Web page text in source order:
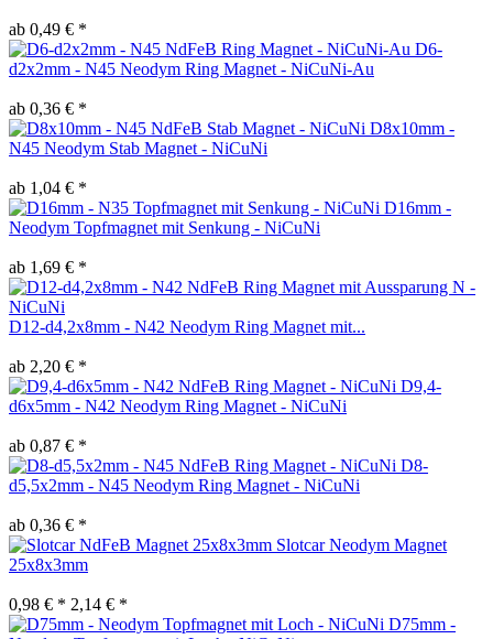
ab 0,49 € *
D6-
d2x2mm - N45 Neodym Ring Magnet - NiCuNi-Au
ab 0,36 € *
D8x10mm -
N45 Neodym Stab Magnet - NiCuNi
ab 1,04 € *
D16mm -
Neodym Topfmagnet mit Senkung - NiCuNi
ab 1,69 € *
D12-d4,2x8mm - N42 Neodym Ring Magnet mit...
ab 2,20 € *
D9,4-
d6x5mm - N42 Neodym Ring Magnet - NiCuNi
ab 0,87 € *
D8-
d5,5x2mm - N45 Neodym Ring Magnet - NiCuNi
ab 0,36 € *
Slotcar Neodym Magnet
25x8x3mm
0,98 € * 2,14 € *
D75mm -